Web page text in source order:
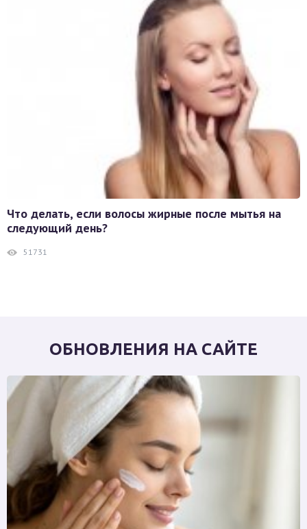
Что делать, если волосы жирные после мытья на
следующий день?
51731
ОБНОВЛЕНИЯ НА САЙТЕ